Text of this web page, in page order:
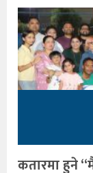
कतारमा हुने